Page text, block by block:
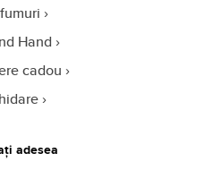
Hand
cadou
adesea